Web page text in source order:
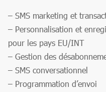
– SMS marketing et
– Personnalisation et
pour les pays EU/INT
– Gestion des
– SMS conversationnel
– Programmation d’envoi